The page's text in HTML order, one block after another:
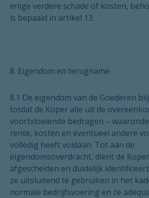
enige verdere schade of kosten,
is bepaald in artikel 13.
8. Eigendom en terugname
8.1 De eigendom van de Goederen
totdat de Koper alle uit de
voortvloeiende bedragen –
rente, kosten en eventueel andere
volledig heeft voldaan. Tot aan de
eigendomsoverdracht, dient de
afgescheiden en duidelijk
ze uitsluitend te gebruiken in het
normale bedrijfsvoering en ze